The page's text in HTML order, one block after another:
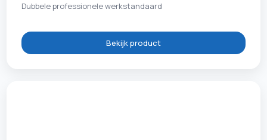
Dubbele professionele werkstandaard
Bekijk product